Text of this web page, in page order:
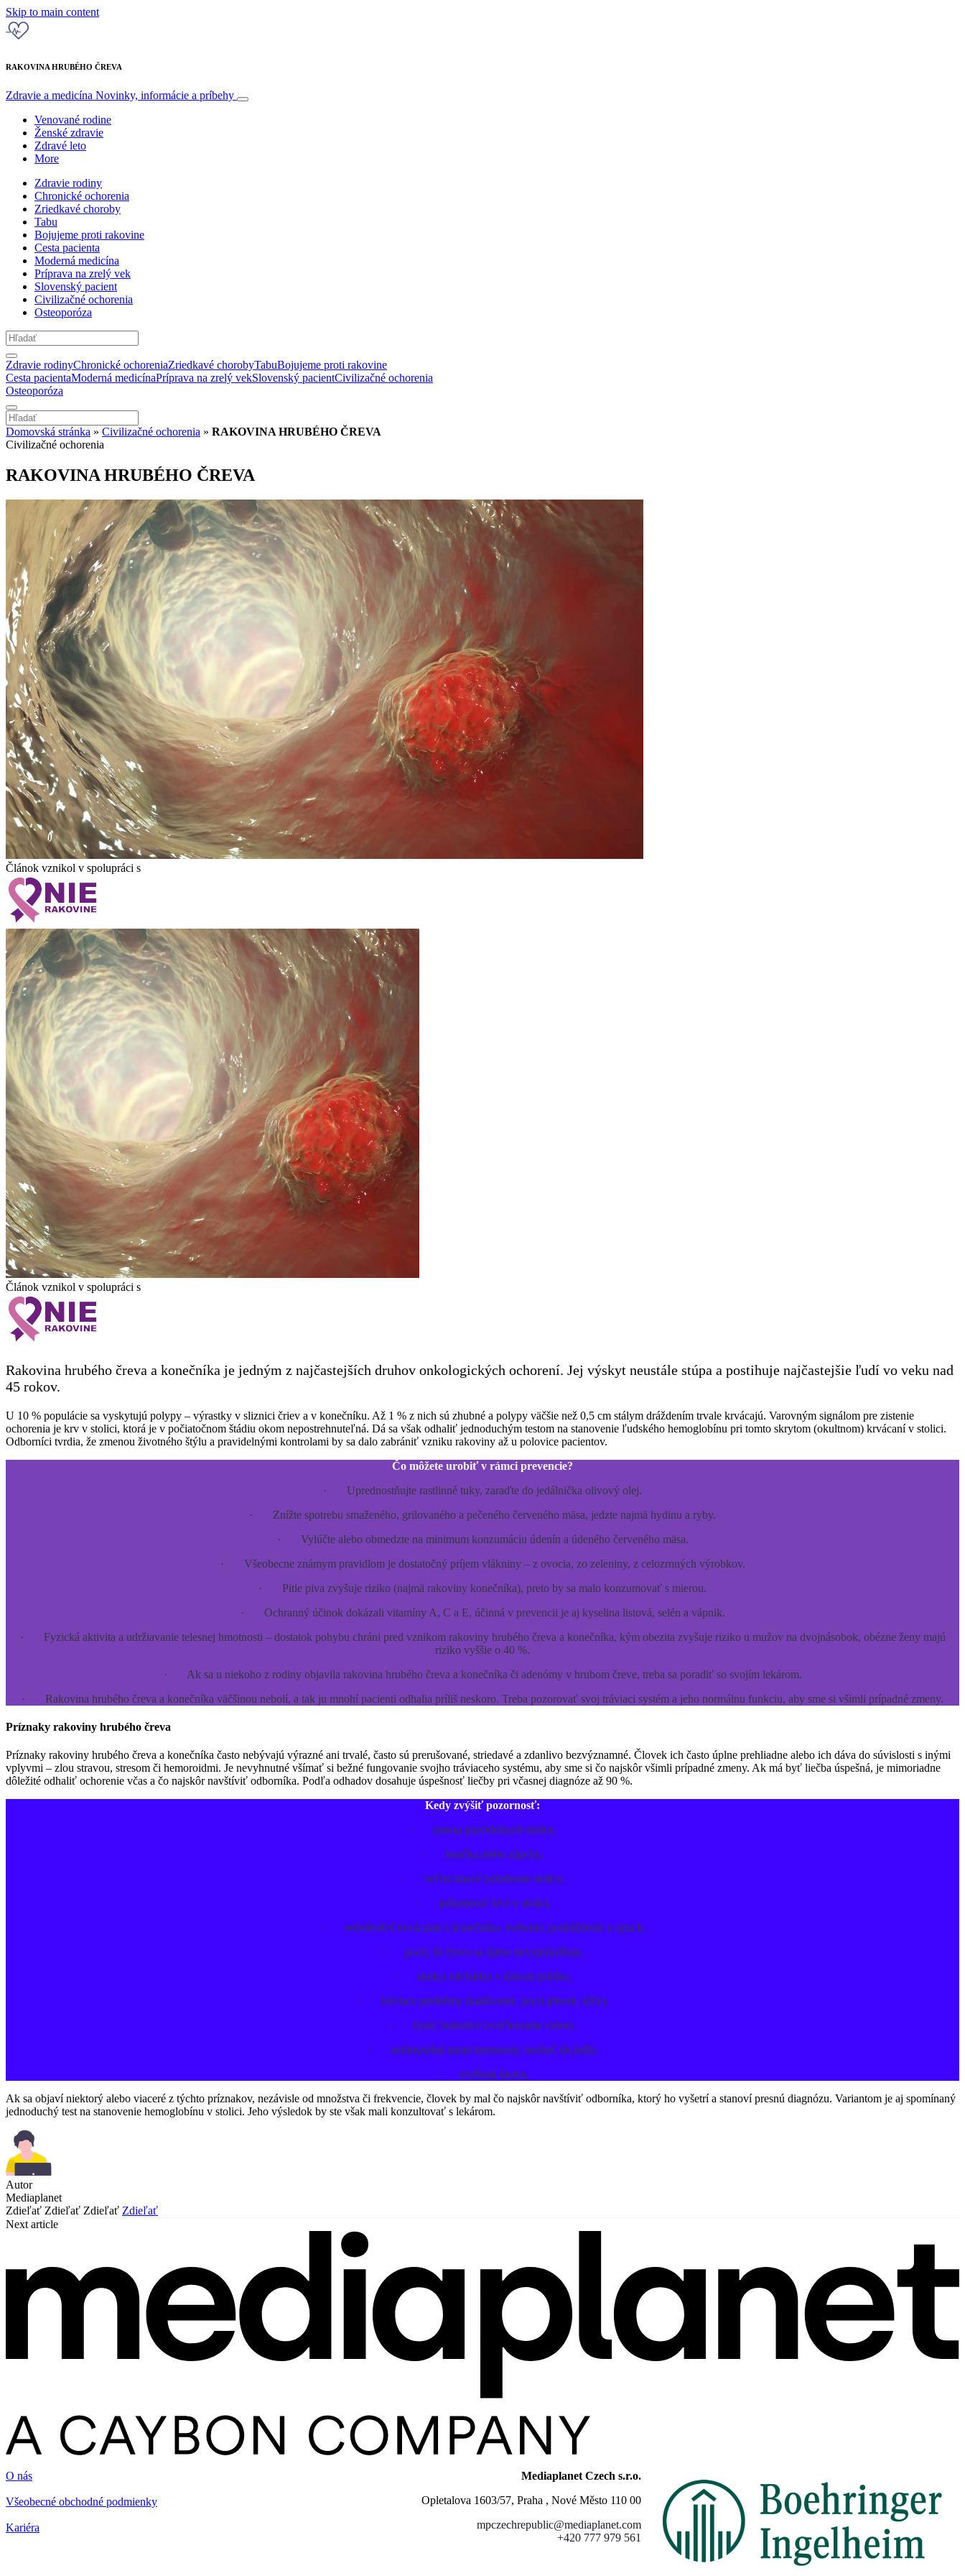
Skip to main content
RAKOVINA HRUBÉHO ČREVA
Zdravie a medicína Novinky, informácie a príbehy
Venované rodine
Ženské zdravie
Zdravé leto
More
Zdravie rodiny
Chronické ochorenia
Zriedkavé choroby
Tabu
Bojujeme proti rakovine
Cesta pacienta
Moderná medicína
Príprava na zrelý vek
Slovenský pacient
Civilizačné ochorenia
Osteoporóza
Zdravie rodinyChronické ochoreniaZriedkavé chorobyTabuBojujeme proti rakovine
Cesta pacientaModerná medicínaPríprava na zrelý vekSlovenský pacientCivilizačné ochorenia
Osteoporóza
Domovská stránka » Civilizačné ochorenia » RAKOVINA HRUBÉHO ČREVA
Civilizačné ochorenia
RAKOVINA HRUBÉHO ČREVA
Článok vznikol v spolupráci s
Článok vznikol v spolupráci s
Rakovina hrubého čreva a konečníka je jedným z najčastejších druhov onkologických ochorení. Jej výskyt neustále stúpa a postihuje najčastejšie ľudí vo veku nad
45 rokov.
U 10 % populácie sa vyskytujú polypy – výrastky v sliznici čriev a v konečníku. Až 1 % z nich sú zhubné a polypy väčšie než 0,5 cm stálym dráždením trvale krvácajú. Varovným signálom pre zistenie
ochorenia je krv v stolici, ktorá je v počiatočnom štádiu okom nepostrehnuteľná. Dá sa však odhaliť jednoduchým testom na stanovenie ľudského hemoglobínu pri tomto skrytom (okultnom) krvácaní v stolici.
Odborníci tvrdia, že zmenou životného štýlu a pravidelnými kontrolami by sa dalo zabrániť vzniku rakoviny až u polovice pacientov.
Čo môžete urobiť v rámci prevencie?
· Uprednostňujte rastlinné tuky, zaraďte do jedálnička olivový olej.
· Znížte spotrebu smaženého, grilovaného a pečeného červeného mäsa, jedzte najmä hydinu a ryby.
· Vylúčte alebo obmedzte na minimum konzumáciu údenín a údeného červeného mäsa.
· Všeobecne známym pravidlom je dostatočný príjem vlákniny – z ovocia, zo zeleniny, z celozrnných výrobkov.
· Pitie piva zvyšuje riziko (najmä rakoviny konečníka), preto by sa malo konzumovať s mierou.
· Ochranný účinok dokázali vitamíny A, C a E, účinná v prevencii je aj kyselina listová, selén a vápnik.
· Fyzická aktivita a udržiavanie telesnej hmotnosti – dostatok pohybu chráni pred vznikom rakoviny hrubého čreva a konečníka, kým obezita zvyšuje riziko u mužov na dvojnásobok, obézne ženy majú
riziko vyššie o 40 %.
· Ak sa u niekoho z rodiny objavila rakovina hrubého čreva a konečníka či adenómy v hrubom čreve, treba sa poradiť so svojím lekárom.
· Rakovina hrubého čreva a konečníka väčšinou nebolí, a tak ju mnohí pacienti odhalia príliš neskoro. Treba pozorovať svoj tráviaci systém a jeho normálnu funkciu, aby sme si všimli prípadné zmeny.
Príznaky rakoviny hrubého čreva
Príznaky rakoviny hrubého čreva a konečníka často nebývajú výrazné ani trvalé, často sú prerušované, striedavé a zdanlivo bezvýznamné. Človek ich často úplne prehliadne alebo ich dáva do súvislosti s inými
vplyvmi – zlou stravou, stresom či hemoroidmi. Je nevyhnutné všímať si bežné fungovanie svojho tráviaceho systému, aby sme si čo najskôr všimli prípadné zmeny. Ak má byť liečba úspešná, je mimoriadne
dôležité odhaliť ochorenie včas a čo najskôr navštíviť odborníka. Podľa odhadov dosahuje úspešnosť liečby pri včasnej diagnóze až 90 %.
Kedy zvýšiť pozornosť:
· zmena pravidelnosti stolice,
· hnačka alebo zápcha,
· veľmi tmavé zafarbenie stolice,
· prítomnosť krvi v stolici,
· nebolestivé krvácanie z konečníka, svrbenie, podráždenie a opuch,
· pocit, že črevo sa úplne nevyprázdňuje,
· stolica odchádza v úzkom prúžku,
· tráviace problémy (nadúvanie, pocit plnosti, kŕče),
· časté, bolestivé uvoľňovanie vetrov,
· neúmyselná strata hmotnosti, nechuť do jedla,
· zvýšená únava.
Ak sa objaví niektorý alebo viaceré z týchto príznakov, nezávisle od množstva či frekvencie, človek by mal čo najskôr navštíviť odborníka, ktorý ho vyšetrí a stanoví presnú diagnózu. Variantom je aj spomínaný
jednoduchý test na stanovenie hemoglobínu v stolici. Jeho výsledok by ste však mali konzultovať s lekárom.
Autor
Mediaplanet
Zdieľať Zdieľať Zdieľať Zdieľať
Next article
O nás
Všeobecné obchodné podmienky
Kariéra
Mediaplanet Czech s.r.o.
Opletalova 1603/57, Praha , Nové Město 110 00
mpczechrepublic@mediaplanet.com
+420 777 979 561